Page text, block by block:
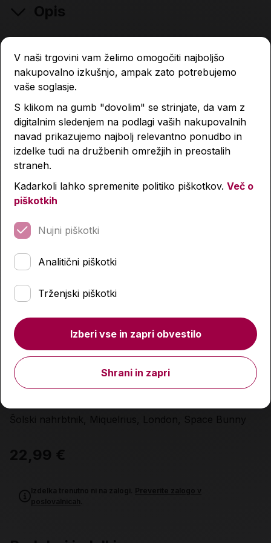
Opis
Lastnosti izdelka
Ob nakupu vam priporočamo
Šolski nahrbtnik, Miquelrius, London, Space Bunny
22,99 €
Izdelka trenutno ni na zalogi.
Preverite zalogo v
poslovalnicah
V naši trgovini vam želimo omogočiti najboljšo
nakupovalno izkušnjo, ampak zato potrebujemo
vaše soglasje.
S klikom na gumb "dovolim" se strinjate, da vam z
digitalnim sledenjem na podlagi vaših nakupovalnih
navad prikazujemo najbolj relevantno ponudbo in
izdelke tudi na družbenih omrežjih in preostalih
straneh.
Kadarkoli lahko spremenite politiko piškotkov. Več o
piškotkih
Nujni piškotki
Analitični piškotki
Trženjski piškotki
Izberi vse in zapri obvestilo
Shrani in zapri